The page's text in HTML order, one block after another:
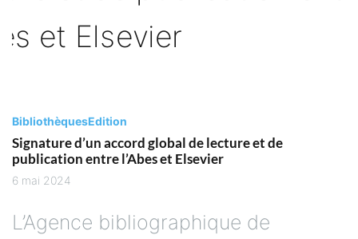
BibliothèquesEdition
Signature d’un accord global de lecture et de
publication entre l’Abes et Elsevier
6 mai 2024
L’Agence bibliographique de